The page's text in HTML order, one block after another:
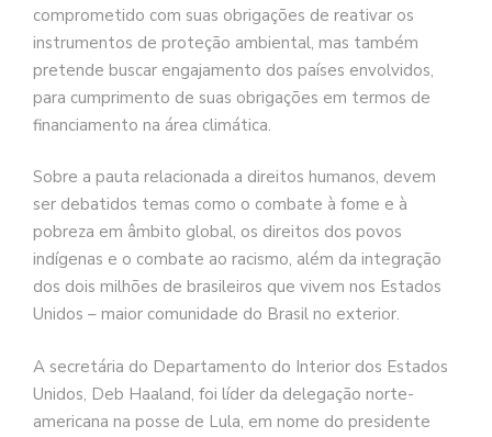
comprometido com suas obrigações de reativar os
instrumentos de proteção ambiental, mas também
pretende buscar engajamento dos países envolvidos,
para cumprimento de suas obrigações em termos de
financiamento na área climática.
Sobre a pauta relacionada a direitos humanos, devem
ser debatidos temas como o combate à fome e à
pobreza em âmbito global, os direitos dos povos
indígenas e o combate ao racismo, além da integração
dos dois milhões de brasileiros que vivem nos Estados
Unidos – maior comunidade do Brasil no exterior.
A secretária do Departamento do Interior dos Estados
Unidos, Deb Haaland, foi líder da delegação norte-
americana na posse de Lula, em nome do presidente